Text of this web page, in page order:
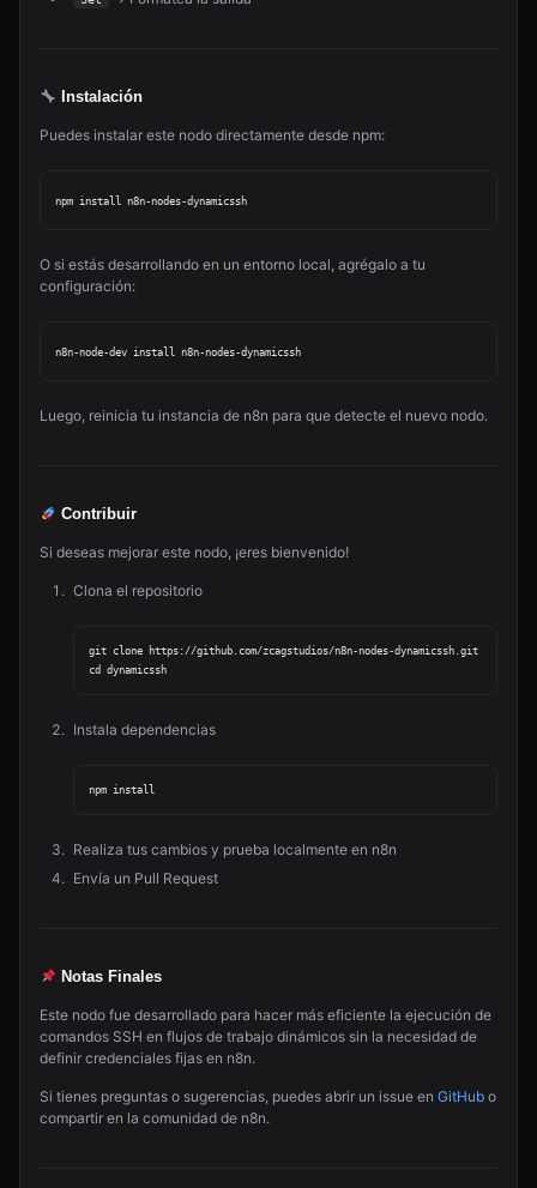
Instalación
Puedes instalar este nodo directamente desde npm:
O si estás desarrollando en un entorno local, agrégalo a tu
configuración:
Luego, reinicia tu instancia de n8n para que detecte el nuevo nodo.
Contribuir
Si deseas mejorar este nodo, ¡eres bienvenido!
Clona el repositorio
git clone https://github.com/zcagstudios/n8n-nodes-dynamicssh.git
Instala dependencias
Realiza tus cambios y prueba localmente en n8n
Envía un Pull Request
Notas Finales
Este nodo fue desarrollado para hacer más eficiente la ejecución de
comandos SSH en flujos de trabajo dinámicos sin la necesidad de
definir credenciales fijas en n8n.
Si tienes preguntas o sugerencias, puedes abrir un issue en GitHub o
compartir en la comunidad de n8n.